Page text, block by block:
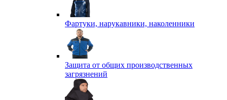
Фартуки, нарукавники, наколенники
Защита от общих производственных
загрязнений